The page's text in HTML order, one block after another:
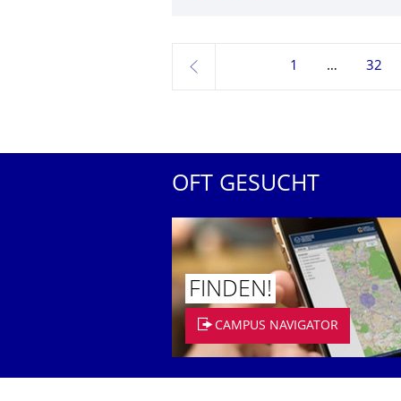
zurück
1 32
OFT GESUCHT
FINDEN!
CAMPUS NAVIGATOR